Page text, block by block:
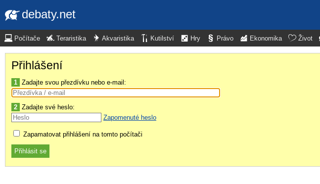
debaty.net
Počítače Teraristika Akvaristika Kutilství Hry Právo Ekonomika Život
Přihlášení
1 Zadajte svou přezdívku nebo e-mail:
2 Zadajte své heslo:
Zapomenuté heslo
Zapamatovat přihlášení na tomto počítači